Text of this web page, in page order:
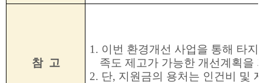
참 고
1. 이번 환경개선 사업을 통해 타
족도 제고가 가능한 개선계획을
2. 단, 지원금의 용처는 인건비 및